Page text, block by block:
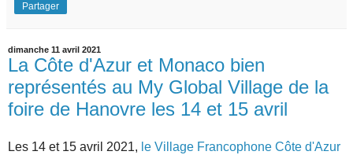
Partager
dimanche 11 avril 2021
La Côte d'Azur et Monaco bien
représentés au My Global Village de la
foire de Hanovre les 14 et 15 avril
Les 14 et 15 avril 2021, le Village Francophone Côte d'Azur